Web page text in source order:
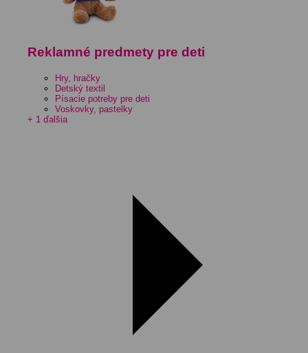
Reklamné predmety pre deti
Hry, hračky
Detský textil
Písacie potreby pre deti
Voskovky, pastelky
+ 1 ďalšia